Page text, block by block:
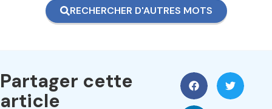
RECHERCHER D'AUTRES MOTS
Partager cette
article